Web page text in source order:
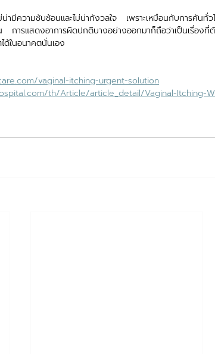
น่ามีความซับซ้อนและไม่น่ากังวลใจ เพราะเหมือนกับการคัน
ารแสดงอาการผิดปกติบางอย่างออกมาก็ถือว่าเป็นเรื่องที่
ด้ในอนาคตนั่นเอง
vaginal-itching-urgent-solution
th/Article/article_detail/Vaginal-Itching-